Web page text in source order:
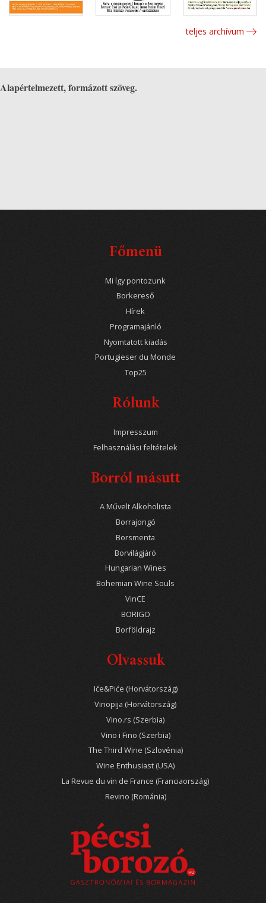
teljes archívum
Alapértelmezett, formázott szöveg.
Főmenü
Mi így pontozunk
Borkereső
Hírek
Programajánló
Nyomtatott kiadás
Portugieser du Monde
Top25
Rólunk
Impresszum
Felhasználási feltételek
Borról másutt
A Művelt Alkoholista
Borrajongó
Borsmenta
Borvilágjáró
Hungarian Wines
Bohemian Wine Souls
VinCE
BORIGO
Borföldrajz
Olvassuk
Iće&Piće (Horvátország)
Vinopija (Horvátország)
Vino.rs (Szerbia)
Vino i Fino (Szerbia)
The Third Wine (Szlovénia)
Wine Enthusiast (USA)
La Revue du vin de France (Franciaország)
Revino (Románia)